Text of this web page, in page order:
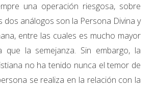
una operación riesgosa, sobre
análogos son la Persona Divina y
entre las cuales es mucho mayor
que la semejanza. Sin embargo, la
no ha tenido nunca el temor de
se realiza en la relación con la